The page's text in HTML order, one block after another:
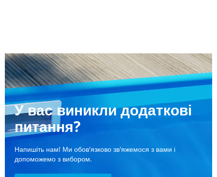
У вас виникли додаткові
питання?
Напишіть нам! Ми обов'язково зв'яжемося з вами і
допоможемо з вибором.